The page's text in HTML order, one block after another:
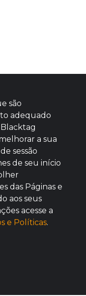
nosso app
são
adequado
Blacktag
a sua
sessão
de seu início
das Páginas e
aos seus
acesse a
e Políticas.